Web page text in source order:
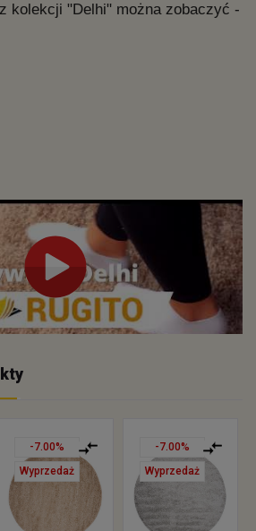
kolekcji "Delhi" można zobaczyć -
-7.00%
Wyprzedaż
-7.00%
Wyprzedaż